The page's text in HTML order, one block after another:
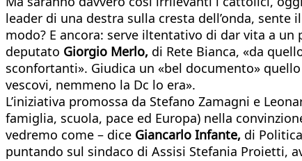
leader di una destra sulla cresta dell’onda,
modo? E ancora: serve iltentativo di dar vita a
deputato Giorgio Merlo, di Rete Bianca, «da
sconfortanti». Giudica un «bel documento»
vescovi, nemmeno la Dc lo era».
L’iniziativa promossa da Stefano Zamagni e
famiglia, scuola, pace ed Europa) nella
vedremo come – dice Giancarlo Infante, di
puntando sul sindaco di Assisi Stefania Proietti,